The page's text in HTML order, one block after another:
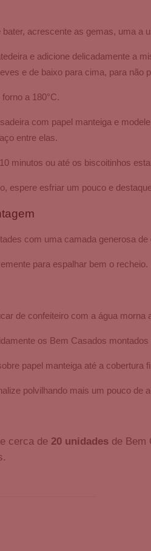
bater, acrescente as gemas, uma a
e adicione delicadamente a
e de baixo para cima, para não
a 180°C.
com papel manteiga e
entre elas.
minutos ou até os biscoitinhos
espere esfriar um pouco e
com uma camada generosa de
para espalhar bem o recheio.
de confeiteiro com a água morna
os Bem Casados
papel manteiga até a cobertura
polvilhando mais um pouco de
cerca de 20 unidades de Bem